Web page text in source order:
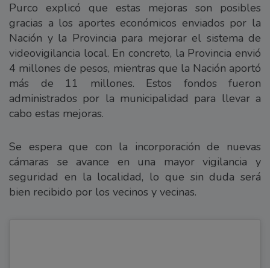
Purco explicó que estas mejoras son posibles
gracias a los aportes económicos enviados por la
Nación y la Provincia para mejorar el sistema de
videovigilancia local. En concreto, la Provincia envió
4 millones de pesos, mientras que la Nación aportó
más de 11 millones. Estos fondos fueron
administrados por la municipalidad para llevar a
cabo estas mejoras.
Se espera que con la incorporación de nuevas
cámaras se avance en una mayor vigilancia y
seguridad en la localidad, lo que sin duda será
bien recibido por los vecinos y vecinas.